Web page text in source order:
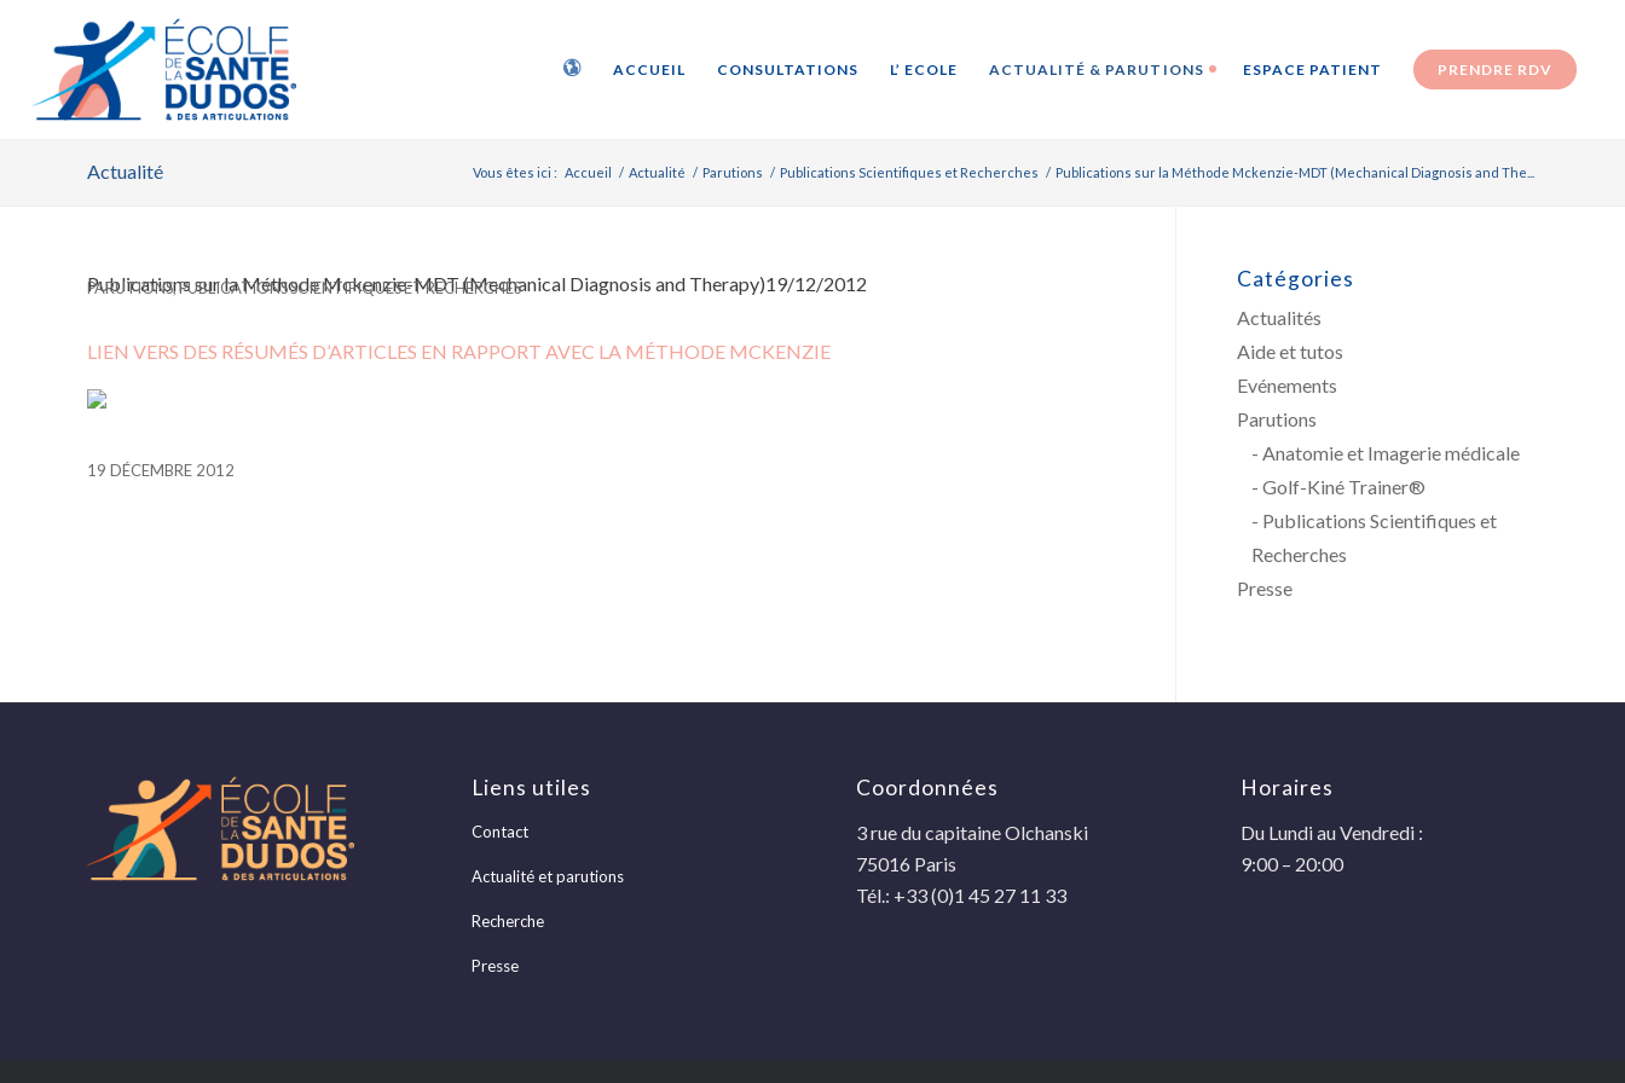
ACCUEIL CONSULTATIONS L’ ECOLE ACTUALITÉ & PARUTIONS ESPACE PATIENT PRENDRE RDV
Actualité Vous êtes ici : Accueil / Actualité / Parutions / Publications Scientifiques et Recherches / Publications sur la Méthode Mckenzie-MDT (Mechanical Diagnosis and The...
Publications sur la Méthode Mckenzie-MDT (Mechanical Diagnosis and Therapy)19/12/2012
PARUTIONS,PUBLICATIONS SCIENTIFIQUES ET RECHERCHES
LIEN VERS DES RÉSUMÉS D’ARTICLES EN RAPPORT AVEC LA MÉTHODE MCKENZIE
19 DÉCEMBRE 2012
Catégories
Actualités
Aide et tutos
Evénements
Parutions
Anatomie et Imagerie médicale
Golf-Kiné Trainer®
Publications Scientifiques et
Recherches
Presse
Liens utiles
Contact
Actualité et parutions
Recherche
Presse
Coordonnées
3 rue du capitaine Olchanski
75016 Paris
Tél.: +33 (0)1 45 27 11 33
Horaires
Du Lundi au Vendredi :
9:00 – 20:00